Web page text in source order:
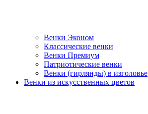
Венки Эконом
Классические венки
Венки Премиум
Патриотические венки
Венки (гирлянды) в изголовье
Венки из искусственных цветов